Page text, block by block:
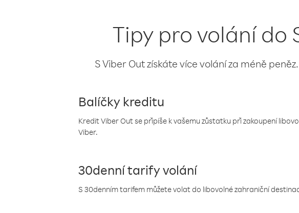
Tipy pro volání do
S Viber Out získáte více volání za méně
Balíčky kreditu
Kredit Viber Out se připíše k vašemu zůstatku při zakoupení
Viber.
30denní tarify volání
S 30denním tarifem můžete volat do libovolné zahraniční